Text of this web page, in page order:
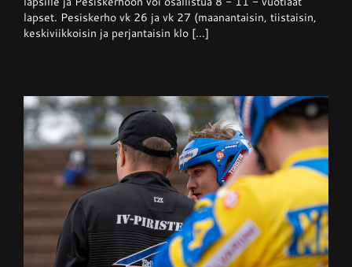
viikolla
26
lapset. Pesiskerho vk 26 ja vk 27 (maanantaisin, tiistaisin,
keskiviikkoisin ja perjantaisin klo [...]